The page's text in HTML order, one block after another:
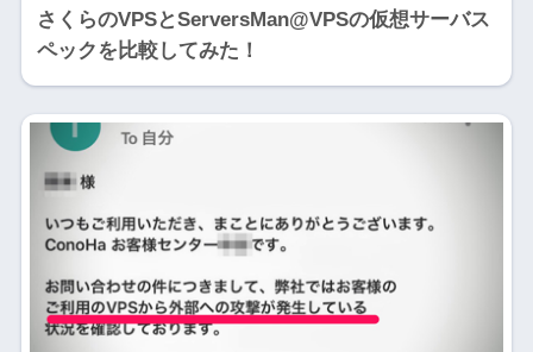
さくらのVPSとServersMan@VPSの仮想サーバス
ペックを比較してみた！